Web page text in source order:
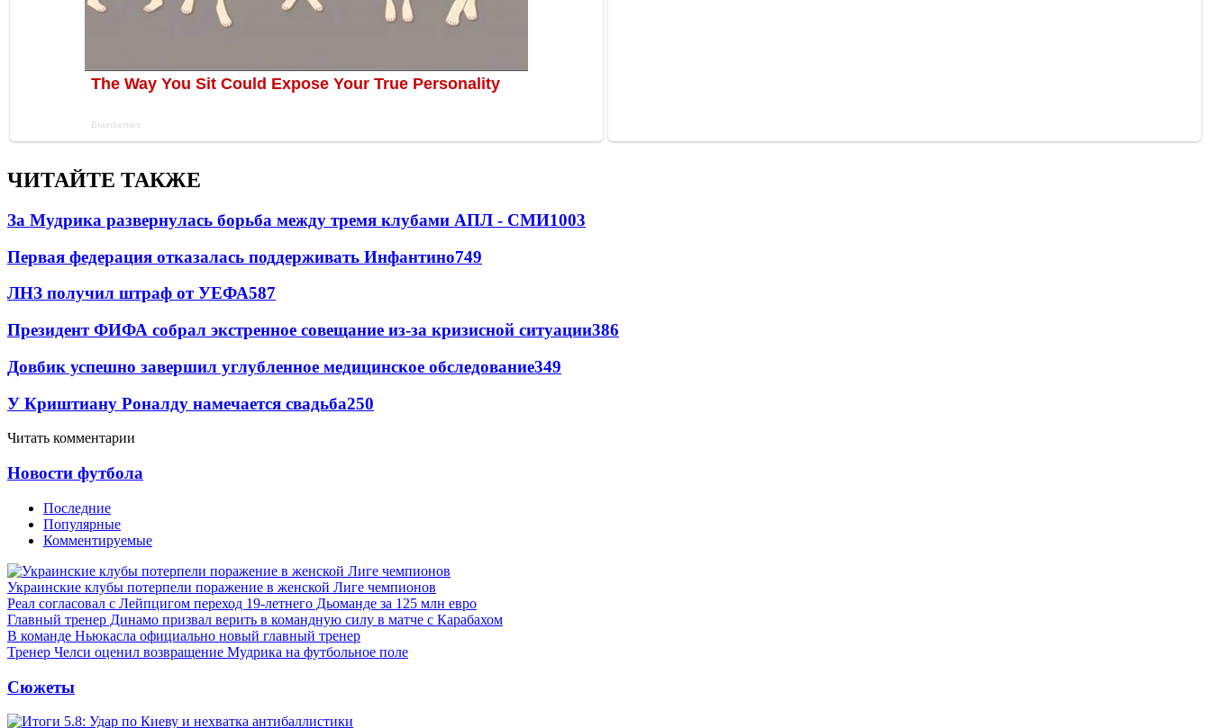
ЧИТАЙТЕ ТАКЖЕ
За Мудрика развернулась борьба между тремя клубами АПЛ - СМИ1003
Первая федерация отказалась поддерживать Инфантино749
ЛНЗ получил штраф от УЕФА587
Президент ФИФА собрал экстренное совещание из-за кризисной ситуации386
Довбик успешно завершил углубленное медицинское обследование349
У Криштиану Роналду намечается свадьба250
Читать комментарии
Новости футбола
Последние
Популярные
Комментируемые
Украинские клубы потерпели поражение в женской Лиге чемпионов
Реал согласовал с Лейпцигом переход 19-летнего Дьоманде за 125 млн евро
Главный тренер Динамо призвал верить в командную силу в матче с Карабахом
В команде Ньюкасла официально новый главный тренер
Тренер Челси оценил возвращение Мудрика на футбольное поле
Сюжеты